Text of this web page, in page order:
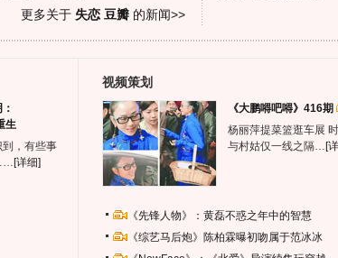
更多关于 失恋 豆瓣的新闻>>
生
，有些事
[详细]
视频策划
《大鹏嘚吧嘚》416期
杨丽萍提菜篮逛车展
与村姑仅一线之隔… [
《先锋人物》：黄磊不惑之年中的智慧
《综艺马后炮》陈柏霖曝初吻属于范冰冰